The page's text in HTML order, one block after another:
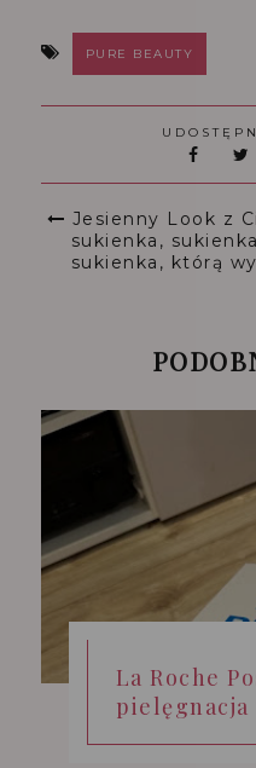
PURE BEAUTY
Jesienny Look z
sukienka,
sukienka, którą
La Roche